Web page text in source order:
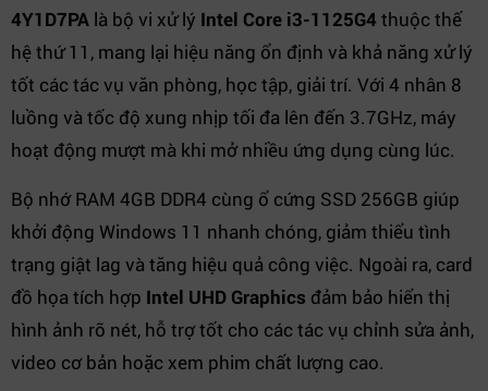
4Y1D7PA là bộ vi xử lý Intel Core i3-1125G4 thuộc thế
hệ thứ 11, mang lại hiệu năng ổn định và khả năng xử lý
tốt các tác vụ văn phòng, học tập, giải trí. Với 4 nhân 8
luồng và tốc độ xung nhịp tối đa lên đến 3.7GHz, máy
hoạt động mượt mà khi mở nhiều ứng dụng cùng lúc.
Bộ nhớ RAM 4GB DDR4 cùng ổ cứng SSD 256GB giúp
khởi động Windows 11 nhanh chóng, giảm thiểu tình
trạng giật lag và tăng hiệu quả công việc. Ngoài ra, card
đồ họa tích hợp Intel UHD Graphics đảm bảo hiển thị
hình ảnh rõ nét, hỗ trợ tốt cho các tác vụ chỉnh sửa ảnh,
video cơ bản hoặc xem phim chất lượng cao.